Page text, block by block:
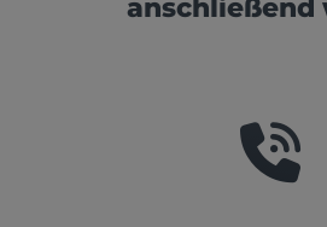
anschließend